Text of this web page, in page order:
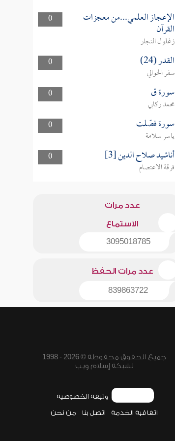
0 الإعجاز العلمي...من معجزات
القرآن
زغلول النجار
0
القدر (24)
سفر الحوالي
0
سورة ق
محمد ركابي
0
سورة فصّلت
ياسر سلامة
0
أناشيد صلاح الدين [3]
فرقة الاعتصام
عدد مرات
الاستماع
3095018785
عدد مرات الحفظ
839863722
جميع الحقوق محفوظة © 2026 - 1998
لشبكة إسلام ويب
وثيقة الخصوصية
اتفاقية الخدمة اتصل بنا من نحن